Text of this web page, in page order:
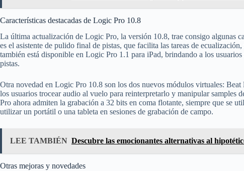
Características destacadas de Logic Pro 10.8
La última actualización de Logic Pro, la versión 10.8, trae consigo algunas
es el asistente de pulido final de pistas, que facilita las tareas de
también está disponible en Logic Pro 1.1 para iPad, brindando a los
pistas.
Otra novedad en Logic Pro 10.8 son los dos nuevos módulos virtuales:
los usuarios trocear audio al vuelo para reinterpretarlo y manipular samples
Pro ahora admiten la grabación a 32 bits en coma flotante, siempre que se
utilizar un portátil o una tableta en sesiones de grabación de campo.
LEE TAMBIÉN Descubre las emocionantes alternativas al
Otras mejoras y novedades